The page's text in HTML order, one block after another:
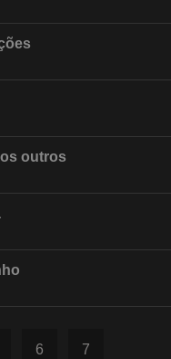
outros
6 7